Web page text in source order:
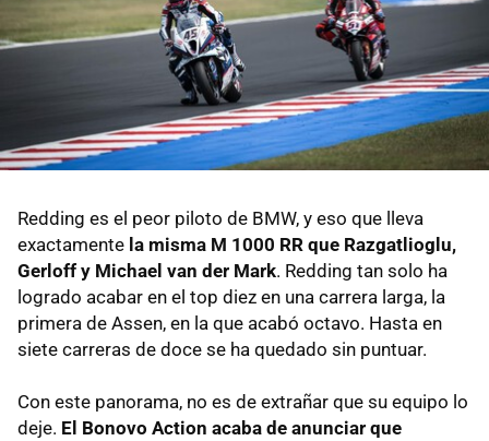
Redding es el peor piloto de BMW, y eso que lleva
exactamente la misma M 1000 RR que Razgatlioglu,
Gerloff y Michael van der Mark. Redding tan solo ha
logrado acabar en el top diez en una carrera larga, la
primera de Assen, en la que acabó octavo. Hasta en
siete carreras de doce se ha quedado sin puntuar.
Con este panorama, no es de extrañar que su equipo lo
deje. El Bonovo Action acaba de anunciar que